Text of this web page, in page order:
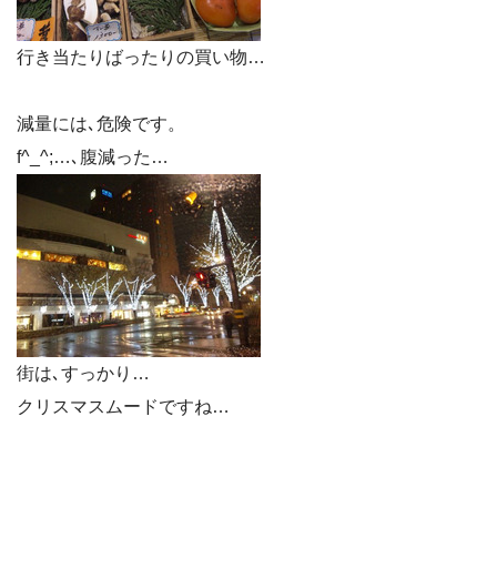
行き当たりばったりの買い物…
減量には､危険です。
f^_^;…､腹減った…
街は､すっかり…
クリスマスムードですね…